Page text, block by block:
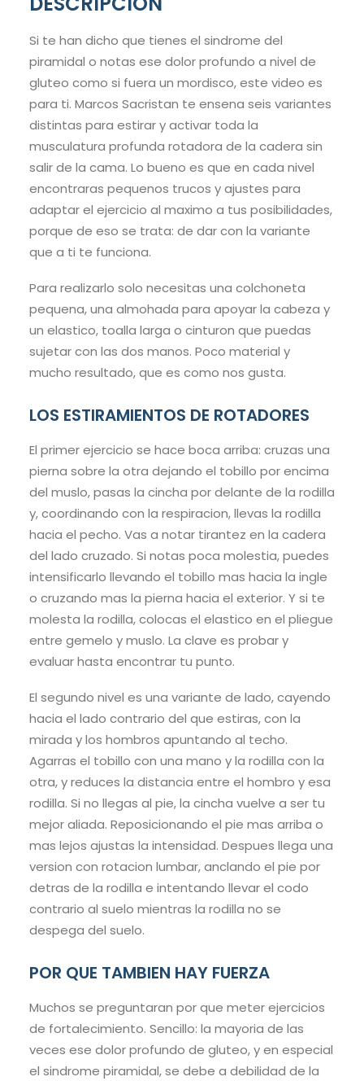
Si te han dicho que tienes el sindrome del
piramidal o notas ese dolor profundo a nivel de
gluteo como si fuera un mordisco, este video es
para ti. Marcos Sacristan te ensena seis variantes
distintas para estirar y activar toda la
musculatura profunda rotadora de la cadera sin
salir de la cama. Lo bueno es que en cada nivel
encontraras pequenos trucos y ajustes para
adaptar el ejercicio al maximo a tus posibilidades,
porque de eso se trata: de dar con la variante
que a ti te funciona.
Para realizarlo solo necesitas una colchoneta
pequena, una almohada para apoyar la cabeza y
un elastico, toalla larga o cinturon que puedas
sujetar con las dos manos. Poco material y
mucho resultado, que es como nos gusta.
LOS ESTIRAMIENTOS DE ROTADORES
El primer ejercicio se hace boca arriba: cruzas una
pierna sobre la otra dejando el tobillo por encima
del muslo, pasas la cincha por delante de la rodilla
y, coordinando con la respiracion, llevas la rodilla
hacia el pecho. Vas a notar tirantez en la cadera
del lado cruzado. Si notas poca molestia, puedes
intensificarlo llevando el tobillo mas hacia la ingle
o cruzando mas la pierna hacia el exterior. Y si te
molesta la rodilla, colocas el elastico en el pliegue
entre gemelo y muslo. La clave es probar y
evaluar hasta encontrar tu punto.
El segundo nivel es una variante de lado, cayendo
hacia el lado contrario del que estiras, con la
mirada y los hombros apuntando al techo.
Agarras el tobillo con una mano y la rodilla con la
otra, y reduces la distancia entre el hombro y esa
rodilla. Si no llegas al pie, la cincha vuelve a ser tu
mejor aliada. Reposicionando el pie mas arriba o
mas lejos ajustas la intensidad. Despues llega una
version con rotacion lumbar, anclando el pie por
detras de la rodilla e intentando llevar el codo
contrario al suelo mientras la rodilla no se
despega del suelo.
POR QUE TAMBIEN HAY FUERZA
Muchos se preguntaran por que meter ejercicios
de fortalecimiento. Sencillo: la mayoria de las
veces ese dolor profundo de gluteo, y en especial
el sindrome piramidal, se debe a debilidad de la